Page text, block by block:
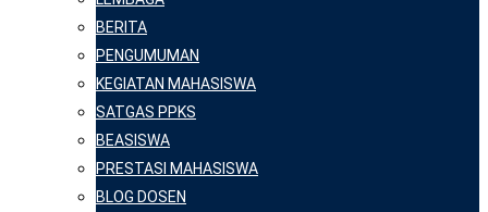
BERITA
PENGUMUMAN
KEGIATAN MAHASISWA
SATGAS PPKS
BEASISWA
PRESTASI MAHASISWA
BLOG DOSEN